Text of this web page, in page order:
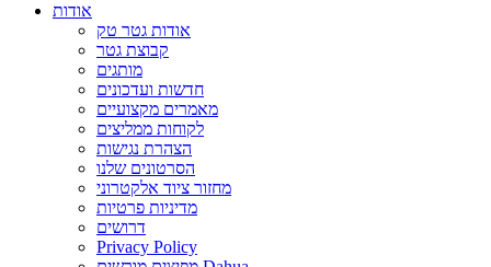
אודות
אודות גטר טק
קבוצת גטר
מותגים
חדשות ועדכונים
מאמרים מקצועיים
לקוחות ממליצים
הצהרת נגישות
הסרטונים שלנו
מחזור ציוד אלקטרוני
מדיניות פרטיות
דרושים
Privacy Policy